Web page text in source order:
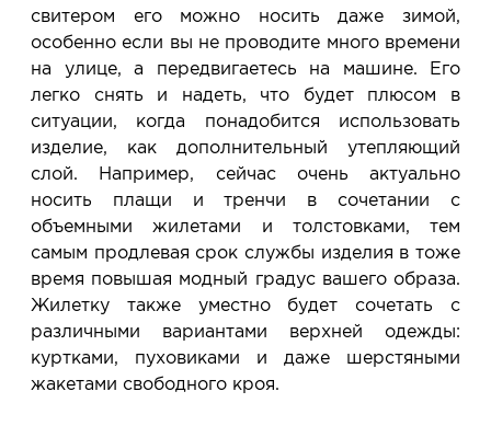
свитером его можно носить даже зимой,
особенно если вы не проводите много времени
на улице, а передвигаетесь на машине. Его
легко снять и надеть, что будет плюсом в
ситуации, когда понадобится использовать
изделие, как дополнительный утепляющий
слой. Например, сейчас очень актуально
носить плащи и тренчи в сочетании с
объемными жилетами и толстовками, тем
самым продлевая срок службы изделия в тоже
время повышая модный градус вашего образа.
Жилетку также уместно будет сочетать с
различными вариантами верхней одежды:
куртками, пуховиками и даже шерстяными
жакетами свободного кроя.